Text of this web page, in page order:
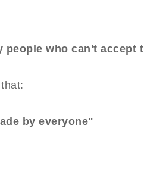
people who can't accept
by everyone"